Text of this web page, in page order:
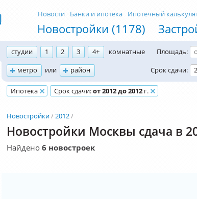
Новостройки (1178)
Новости Банки и ипотека Ипотечный
студии 1 2 3 4+
комнатные
метро
или район
Площадь:
Срок сдачи:
Ипотека Срок сдачи:от 2012 до 2012 г.
Новостройки 2012
Новостройки Москвы сдача в
Найдено 6 новостроек